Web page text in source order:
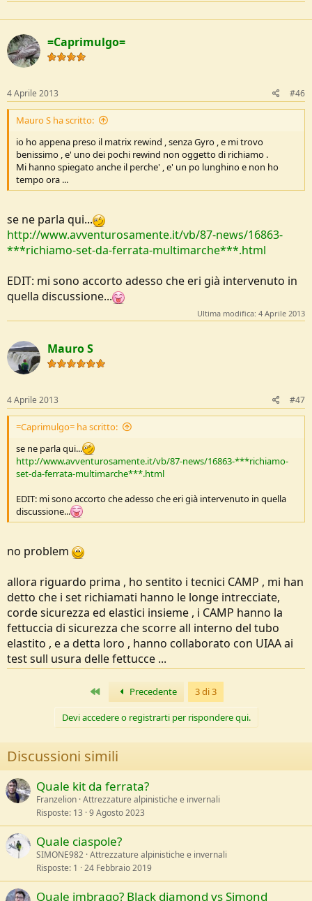
=Caprimulgo=
4 Aprile 2013 #46
Mauro S ha scritto:
io ho appena preso il matrix rewind , senza Gyro , e mi trovo
benissimo , e' uno dei pochi rewind non oggetto di richiamo .
Mi hanno spiegato anche il perche' , e' un po lunghino e non ho
tempo ora ...
se ne parla qui...
http://www.avventurosamente.it/vb/87-news/16863-
***richiamo-set-da-ferrata-multimarche***.html
EDIT: mi sono accorto adesso che eri già intervenuto in
quella discussione...
Ultima modifica: 4 Aprile 2013
Mauro S
4 Aprile 2013 #47
=Caprimulgo= ha scritto:
se ne parla qui...
http://www.avventurosamente.it/vb/87-news/16863-***richiamo-
set-da-ferrata-multimarche***.html
EDIT: mi sono accorto che adesso che eri già intervenuto in quella
discussione...
no problem
allora riguardo prima , ho sentito i tecnici CAMP , mi han
detto che i set richiamati hanno le longe intrecciate,
corde sicurezza ed elastici insieme , i CAMP hanno la
fettuccia di sicurezza che scorre all interno del tubo
elastito , e a detta loro , hanno collaborato con UIAA ai
test sull usura delle fettucce ...
Primo Precedente 3 di 3
Devi accedere o registrarti per rispondere qui.
Discussioni simili
Quale kit da ferrata?
Franzelion Attrezzature alpinistiche e invernali
Risposte 13 9 Agosto 2023
Quale ciaspole?
SIMONE982 Attrezzature alpinistiche e invernali
Risposte 1 24 Febbraio 2019
Quale imbrago? Black diamond vs Simond